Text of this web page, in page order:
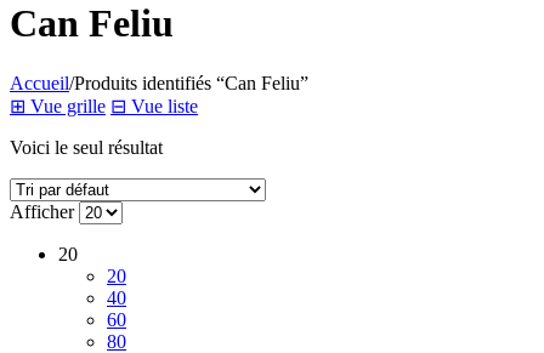
Can Feliu
Accueil/Produits identifiés “Can Feliu”
⊞ Vue grille ⊟ Vue liste
Voici le seul résultat
Afficher
20
20
40
60
80